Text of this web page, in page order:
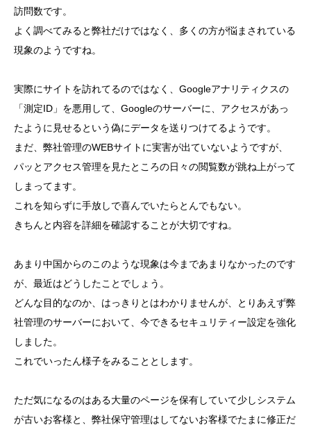
訪問数です。
よく調べてみると弊社だけではなく、多くの方が悩まされている
現象のようですね。
実際にサイトを訪れてるのではなく、Googleアナリティクスの
「測定ID」を悪用して、Googleのサーバーに、アクセスがあっ
たように見せるという偽にデータを送りつけてるようです。
まだ、弊社管理のWEBサイトに実害が出ていないようですが、
パッとアクセス管理を見たところの日々の閲覧数が跳ね上がって
しまってます。
これを知らずに手放しで喜んでいたらとんでもない。
きちんと内容を詳細を確認することが大切ですね。
あまり中国からのこのような現象は今まであまりなかったのです
が、最近はどうしたことでしょう。
どんな目的なのか、はっきりとはわかりませんが、とりあえず弊
社管理のサーバーにおいて、今できるセキュリティー設定を強化
しました。
これでいったん様子をみることとします。
ただ気になるのはある大量のページを保有していて少しシステム
が古いお客様と、弊社保守管理はしてないお客様でたまに修正だ